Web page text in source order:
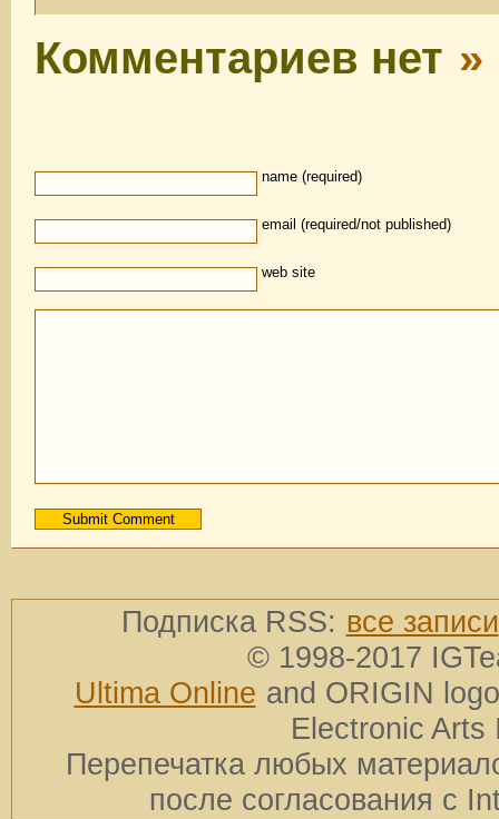
Комментариев нет »
name (required)
email (required/not published)
web site
Подписка RSS: все записи
© 1998-2017
Ultima Online and ORIGIN
Electronic Arts
Перепечатка любых
после согласования с